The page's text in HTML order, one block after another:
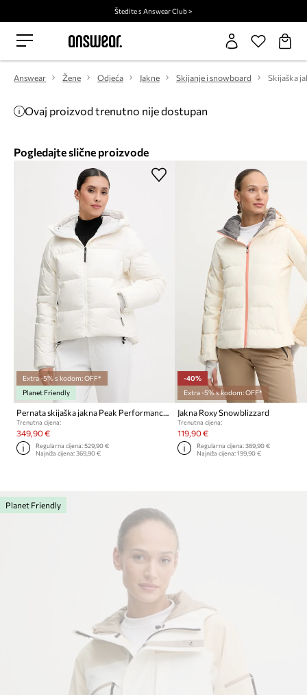
Štedite s Answear Club >
Answear Žene Odjeća Jakne Skijanje i snowboard
Ovaj proizvod trenutno nije dostupan
Pogledajte slične proizvode
Extra -5% s kodom: OFF*
Planet Friendly
Pernata skijaška jakna Peak Performance Glissade
Trenutna cijena:
349,90 €
Regularna cijena:529,90 €
Najniža cijena:369,90 €
-40%
Extra -5% s kodom: OFF*
Jakna Roxy Snowblizzard
Trenutna cijena:
119,90 €
Regularna cijena: 369,90 €
Najniža cijena: 199,90 €
Planet Friendly